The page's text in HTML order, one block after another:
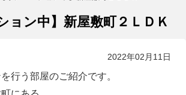
ョン中】新屋敷町２ＬＤＫ
2022年02月11日
行う部屋のご紹介です。